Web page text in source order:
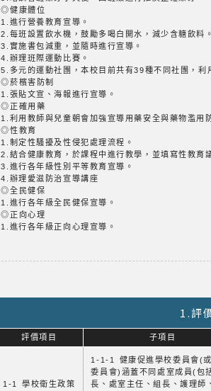
◎健康體位
1.進行營養教育宣導。
2.每班設置飲水機，鼓勵多喝白開水，減少含糖飲料
3.實施書包減重，並隨時進行宣導。
4.辦理班際運動比賽。
5.多元的運動社團，本校目前共有39種不同社團，利
◎菸檳害防制
1.張貼文宣、海報進行宣導。
◎正確用藥
1.利用教師與兒童朝會加強宣導用藥安全與藥物濫用
◎性教育
1.制定性騷擾及性侵犯處理流程。
2.結合健康教育，於課程中進行教學，並填寫性教育
3.進行各年級性別平等教育宣導。
4.辦理愛滋防治宣導講座
◎全民健保
1.進行各年級全民健保宣導。
◎正向心理
1.進行各年級正向心理宣導。
1.評
評價項目 子項目
1-1 學校衛生政策
1-1-1 健康促進學校委員會(
委員會)涵蓋不同處室成員(包
長、處室主任、組長、護理師